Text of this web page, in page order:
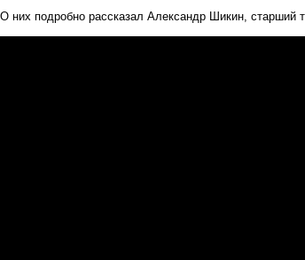
О них подробно рассказал Александр Шикин, старший